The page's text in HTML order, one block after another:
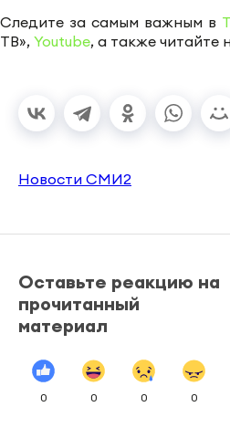
Следите за самым важным в
ТВ», Youtube, а также читайте
Новости СМИ2
Оставьте реакцию на
прочитанный
материал
0 0 0 0